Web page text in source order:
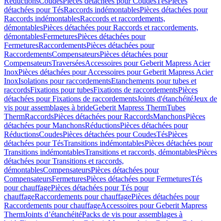
détachées pour TésRaccords indémontablesPièces détachées pour
Raccords indémontablesRaccords et raccordements,
démontablesPièces détachées pour Raccords et raccordements,
démontablesFermeturesPièces détachées pour
FermeturesRaccordementsPièces détachées pour
RaccordementsCompensateursPièces détachées pour
CompensateursTraverséesAccessoires pour Geberit Mapress Acier
InoxPièces détachées pour Accessoires pour Geberit Mapress Acier
InoxIsolations pour raccordementsEtanchements pour tubes et
raccordsFixations pour tubesFixations de raccordementsPièces
détachées pour Fixations de raccordementsJoints d'étanchéitéJeux de
vis pour assemblages à brideGeberit Mapress ThermTubes
ThermRaccordsPièces détachées pour RaccordsManchonsPièces
détachées pour ManchonsRéductionsPièces détachées pour
RéductionsCoudesPièces détachées pour CoudesTésPièces
détachées pour TésTransitions indémontablesPièces détachées pour
Transitions indémontablesTransitions et raccords, démontablesPièces
détachées pour Transitions et raccords,
démontablesCompensateursPièces détachées pour
CompensateursFermeturesPièces détachées pour FermeturesTés
pour chauffagePièces détachées pour Tés pour
chauffageRaccordements pour chauffagePièces détachées pour
Raccordements pour chauffageAccessoires pour Geberit Mapress
ThermJoints d’étanchéitéPacks de vis pour assemblages à